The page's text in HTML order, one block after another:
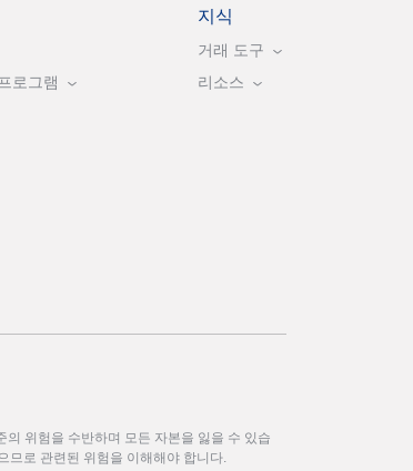
로그램
지식
거래 도구
리소스
위험을 수반하며 모든 자본을 잃을 수 있습
므로 관련된 위험을 이해해야 합니다.